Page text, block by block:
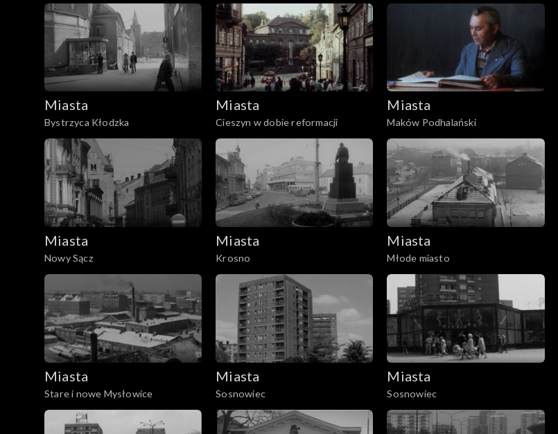
Miasta
Bystrzyca Kłodzka
Miasta
Cieszyn w dobie reformacji
Miasta
Maków Podhalański
Miasta
Nowy Sącz
Miasta
Krosno
Miasta
Młode miasto
Miasta
Stare i nowe Mysłowice
Miasta
Sosnowiec
Miasta
Sosnowiec